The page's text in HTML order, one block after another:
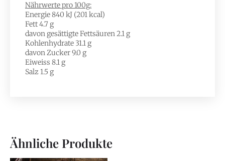
Nährwerte pro 100g:
Energie 840 kJ (201 kcal)
Fett 4.7 g
davon gesättigte Fettsäuren 2.1 g
Kohlenhydrate 31.1 g
davon Zucker 9.0 g
Eiweiss 8.1 g
Salz 1.5 g
Ähnliche Produkte